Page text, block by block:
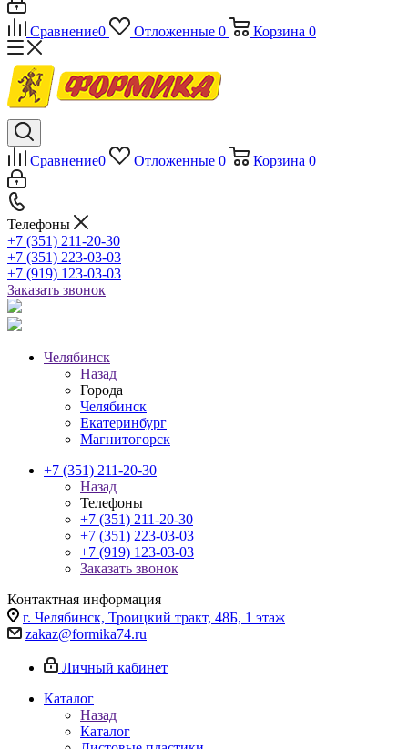
Сравнение0 Отложенные 0 Корзина 0
Сравнение0 Отложенные 0 Корзина 0
Телефоны
+7 (351) 211-20-30
+7 (351) 223-03-03
+7 (919) 123-03-03
Заказать звонок
Челябинск
Назад
Города
Челябинск
Екатеринбург
Магнитогорск
+7 (351) 211-20-30
Назад
Телефоны
+7 (351) 211-20-30
+7 (351) 223-03-03
+7 (919) 123-03-03
Заказать звонок
Контактная информация
г. Челябинск, Троицкий тракт, 48Б, 1 этаж
zakaz@formika74.ru
Личный кабинет
Каталог
Назад
Каталог